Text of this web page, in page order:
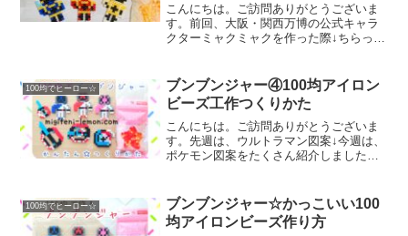
こんにちは。ご訪問ありがとうございま
す。前回、大阪・関西万博の公式キャラ
クターミャクミャクを作った際↓ちらっと
へ↓今日の作品☆ゴジュウジャー今日は、
2025年2月スター...
100均でヒーロー☆
ブンブンジャー④100均アイロン
ビーズ工作つくりかた
こんにちは。ご訪問ありがとうございま
す。先週は、ウルトラマン図案↓今週は、
ポケモン図案をたくさん紹介しましたが↓
ジャー④今日は、2024年3月からスタート
☆「爆上戦隊(...
100均でヒーロー☆
ブンブンジャー☆かっこいい100
均アイロンビーズ作り方